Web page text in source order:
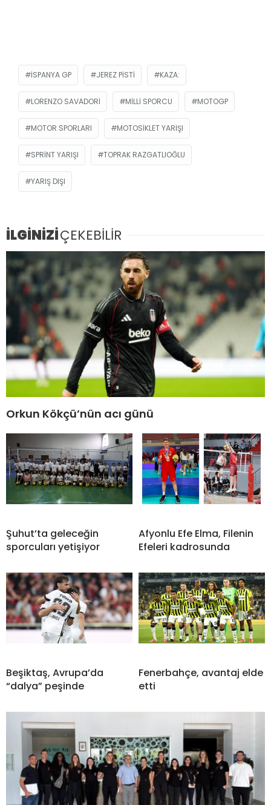
İSPANYA GP JEREZ PISTI KAZA:
LORENZO SAVADORI MILLI SPORCU MOTOGP
MOTOR SPORLARI MOTOSIKLET YARIŞI
SPRINT YARIŞI TOPRAK RAZGATLIOĞLU
YARIŞ DIŞI
İLGİNİZİÇEKEBİLİR
Orkun Kökçü’nün acı günü
Şuhut’ta geleceğin
sporcuları yetişiyor
Afyonlu Efe Elma, Filenin
Efeleri kadrosunda
Beşiktaş, Avrupa’da
“dalya” peşinde
Fenerbahçe, avantaj elde
etti